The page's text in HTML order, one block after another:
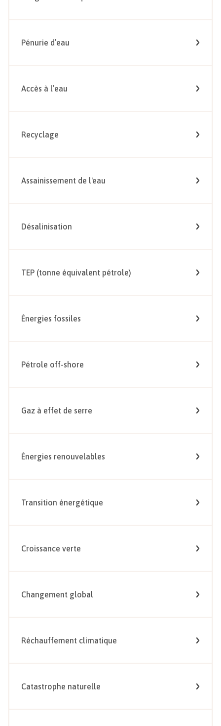
Pénurie d’eau
Accès à l’eau
Recyclage
Assainissement de l'eau
Désalinisation
TEP (tonne équivalent pétrole)
Énergies fossiles
Pétrole off-shore
Gaz à effet de serre
Énergies renouvelables
Transition énergétique
Croissance verte
Changement global
Réchauffement climatique
Catastrophe naturelle